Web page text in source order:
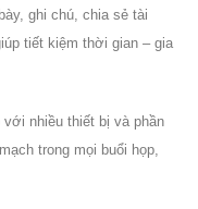
ghi chú, chia sẻ tài
tiết kiệm thời gian – gia
nhiều thiết bị và phần
trong mọi buổi họp,